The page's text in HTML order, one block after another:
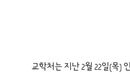
교학처는 지난 2월 22일(목)